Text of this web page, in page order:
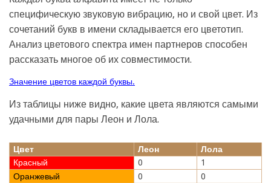
специфическую звуковую вибрацию, но и свой цвет. Из
сочетаний букв в имени складывается его цветотип.
Анализ цветового спектра имен партнеров способен
рассказать многое об их совместимости.
Значение цветов каждой буквы.
Из таблицы ниже видно, какие цвета являются самыми
удачными для пары Леон и Лола.
Цвет Леон
Лола
Красный
0
1
Оранжевый
0
0